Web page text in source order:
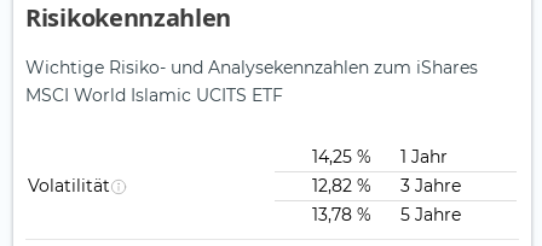
Risikokennzahlen
Wichtige Risiko- und Analysekennzahlen zum iShares
MSCI World Islamic UCITS ETF
Volatilität
14,25 %
1 Jahr
12,82 %
3 Jahre
13,78 %
5 Jahre